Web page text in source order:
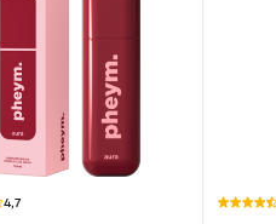
4,7